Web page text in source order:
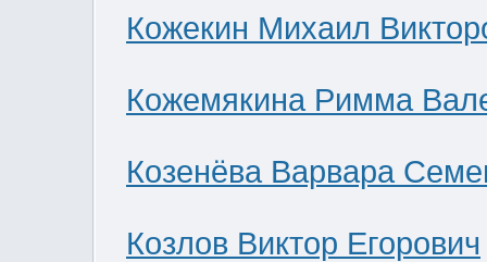
Кожекин Михаил
Кожемякина Римма
Козенёва Варвара
Козлов Виктор Егорович